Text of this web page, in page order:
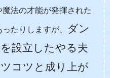
法の才能が発揮された
たりしますが、
ダン
設立したやる夫
コツと成り上が